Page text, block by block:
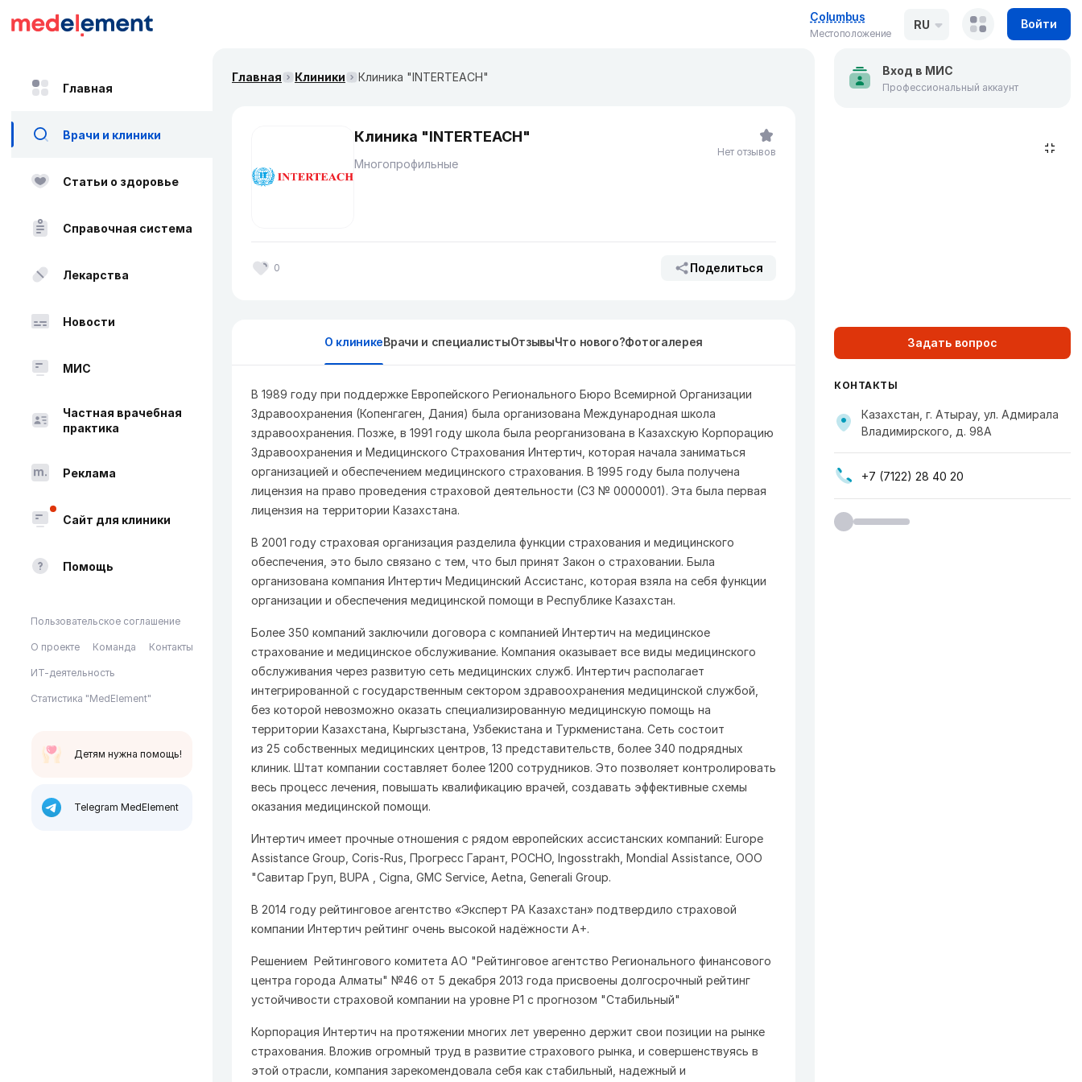
Columbus
Местоположение
RU Войти
Главная
Врачи и клиники
Статьи о здоровье
Справочная система
Лекарства
Новости
МИС
Частная врачебная
практика
Реклама
Сайт для клиники
Помощь
Пользовательское соглашение
О проекте Команда Контакты
ИТ-деятельность
Статистика "MedElement"
Детям нужна помощь!
Telegram MedElement
Главная Клиники Клиника "INTERTEACH"
Клиника "INTERTEACH"
Многопрофильные
0 Поделиться
Нет отзывов
О клиникеВрачи и специалистыОтзывыЧто нового?Фотогалерея
В 1989 году при поддержке Европейского Регионального Бюро Всемирной Организации
Здравоохранения (Копенгаген, Дания) была организована Международная школа
здравоохранения. Позже, в 1991 году школа была реорганизована в Казахскую Корпорацию
Здравоохранения и Медицинского Страхования Интертич, которая начала заниматься
организацией и обеспечением медицинского страхования. В 1995 году была получена
лицензия на право проведения страховой деятельности (СЗ № 0000001). Эта была первая
лицензия на территории Казахстана.
В 2001 году страховая организация разделила функции страхования и медицинского
обеспечения, это было связано с тем, что был принят Закон о страховании. Была
организована компания Интертич Медицинский Ассистанс, которая взяла на себя функции
организации и обеспечения медицинской помощи в Республике Казахстан.
Более 350 компаний заключили договора с компанией Интертич на медицинское
страхование и медицинское обслуживание. Компания оказывает все виды медицинского
обслуживания через развитую сеть медицинских служб. Интертич располагает
интегрированной с государственным сектором здравоохранения медицинской службой,
без которой невозможно оказать специализированную медицинскую помощь на
территории Казахстана, Кыргызстана, Узбекистана и Туркменистана. Сеть состоит
из 25 собственных медицинских центров, 13 представительств, более 340 подрядных
клиник. Штат компании составляет более 1200 сотрудников. Это позволяет контролировать
весь процесс лечения, повышать квалификацию врачей, создавать эффективные схемы
оказания медицинской помощи.
Интертич имеет прочные отношения с рядом европейских ассистанских компаний: Europe
Assistance Group, Сoris-Rus, Прогресс Гарант, РОСНО, Ingosstrakh, Mondial Assistance, ООО
"Савитар Груп, BUPA , Cigna, GMC Service, Aetna, Generali Group.
В 2014 году рейтинговое агентство «Эксперт РА Казахстан» подтвердило страховой
компании Интертич рейтинг очень высокой надёжности А+.
Решением Рейтингового комитета АО "Рейтинговое агентство Регионального финансового
центра города Алматы" №46 от 5 декабря 2013 года присвоены долгосрочный рейтинг
устойчивости страховой компании на уровне Р1 с прогнозом "Стабильный"
Корпорация Интертич на протяжении многих лет уверенно держит свои позиции на рынке
страхования. Вложив огромный труд в развитие страхового рынка, и совершенствуясь в
этой отрасли, компания зарекомендовала себя как стабильный, надежный и
Вход в МИС
Профессиональный аккаунт
Задать вопрос
КОНТАКТЫ
Казахстан, г. Атырау, ул. Адмирала
Владимирского, д. 98А
+7 (7122) 28 40 20